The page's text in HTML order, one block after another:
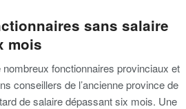
sans salaire
mois
fonctionnaires provinciaux et
conseillers de l’ancienne province de
de salaire dépassant six mois. Une